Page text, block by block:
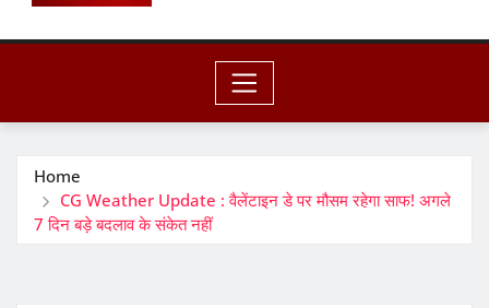
Home
CG Weather Update : वैलेंटाइन डे पर मौसम रहेगा साफ! अगले
7 दिन बड़े बदलाव के संकेत नहीं